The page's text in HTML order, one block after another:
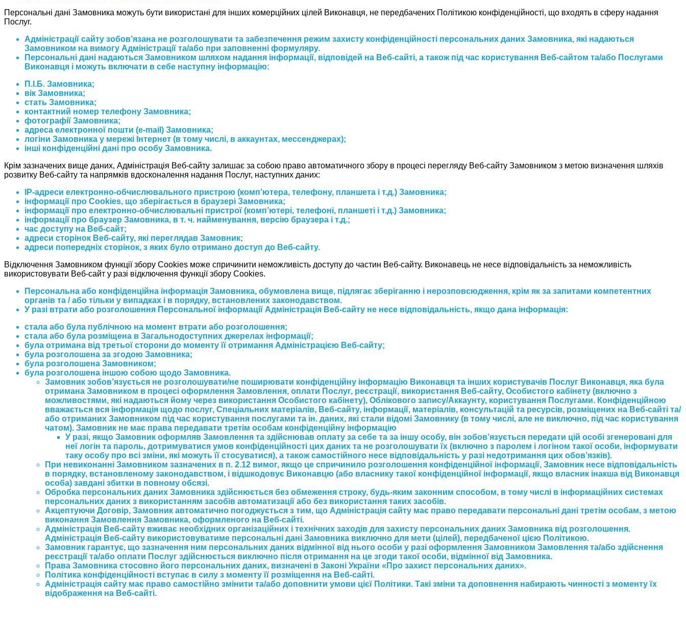
Персональні дані Замовника можуть бути використані для інших комерційних цілей Виконавця, не передбачених Політикою конфіденційності, що входять в сферу надання
Послуг.
Адміністрації сайту зобов’язана не розголошувати та забезпечення режим захисту конфіденційності персональних даних Замовника, які надаються
Замовником на вимогу Адміністрації та/або при заповненні формуляру.
Персональні дані надаються Замовником шляхом надання інформації, відповідей на Веб-сайті, а також під час користування Веб-сайтом та/або Послугами
Виконавця і можуть включати в себе наступну інформацію:
П.І.Б. Замовника;
вік Замовника;
стать Замовника;
контактний номер телефону Замовника;
фотографії Замовника;
адреса електронної пошти (e-mail) Замовника;
логіни Замовника у мережі Інтернет (в тому числі, в аккаунтах, мессенджерах);
інші конфіденційні дані про особу Замовника.
Крім зазначених вище даних, Адміністрація Веб-сайту залишає за собою право автоматичного збору в процесі перегляду Веб-сайту Замовником з метою визначення шляхів
розвитку Веб-сайту та напрямків вдосконалення надання Послуг, наступних даних:
IP-адреси електронно-обчислювального пристрою (комп’ютера, телефону, планшета і т.д.) Замовника;
інформації про Сookies, що зберігається в браузері Замовника;
інформації про електронно-обчислювальні пристрої (комп’ютері, телефоні, планшеті і т.д.) Замовника;
інформації про браузер Замовника, в т. ч. найменування, версію браузера і т.д.;
час доступу на Веб-сайт;
адреси сторінок Веб-сайту, які переглядав Замовник;
адреси попередніх сторінок, з яких було отримано доступ до Веб-сайту.
Відключення Замовником функції збору Сookies може спричинити неможливість доступу до частин Веб-сайту. Виконавець не несе відповідальність за неможливість
використовувати Веб-сайт у разі відключення функції збору Сookies.
Персональна або конфіденційна інформація Замовника, обумовлена ​​вище, підлягає зберіганню і нерозповсюдження, крім як за запитами компетентних
органів та / або тільки у випадках і в порядку, встановлених законодавством.
У разі втрати або розголошення Персональної інформації Адміністрація Веб-сайту не несе відповідальність, якщо дана інформація:
стала або була публічною на момент втрати або розголошення;
стала або була розміщена в Загальнодоступних джерелах інформації;
була отримана від третьої сторони до моменту її отримання Адміністрацією Веб-сайту;
була розголошена за згодою Замовника;
була розголошена Замовником;
була розголошена іншою собою щодо Замовника.
Замовник зобов’язується не розголошувати/не поширювати конфіденційну інформацію Виконавця та інших користувачів Послуг Виконавця, яка була
отримана Замовником в процесі оформлення Замовлення, оплати Послуг, реєстрації, використання Веб-сайту, Особистого кабінету (включно з
можливостями, які надаються йому через використання Особистого кабінету), Облікового запису/Аккаунту, користування Послугами. Конфіденційною
вважається вся інформація щодо послуг, Спеціальних матеріалів, Веб-сайту, інформації, матеріалів, консультацій та ресурсів, розміщених на Веб-сайті та/
або отриманих Замовником під час користування послугами та ін. даних, які стали відомі Замовнику (в тому числі, але не виключно, під час користування
чатом). Замовник не має права передавати третім особам конфіденційну інформацію
У разі, якщо Замовник оформляв Замовлення та здійснював оплату за себе та за іншу особу, він зобов’язується передати цій особі згенеровані для
неї логін та пароль, дотримуватися умов конфіденційності цих даних та не розголошувати їх (включно з паролем і логіном такої особи, інформувати
таку особу про всі зміни, які можуть її стосуватися), а також самостійного несе відповідальність у разі недотримання цих обов’язків).
При невиконанні Замовником зазначених в п. 2.12 вимог, якщо це спричинило розголошення конфіденційної інформації, Замовник несе відповідальність
в порядку, встановленому законодавством, і відшкодовує Виконавцю (або власнику такої конфіденційної інформації, якщо власник інакша від Виконавця
особа) завдані збитки в повному обсязі.
Обробка персональних даних Замовника здійснюється без обмеження строку, будь-яким законним способом, в тому числі в інформаційних системах
персональних даних з використанням засобів автоматизації або без використання таких засобів.
Акцептуючи Договір, Замовник автоматично погоджується з тим, що Адміністрація сайту має право передавати персональні дані третім особам, з метою
виконання Замовлення Замовника, оформленого на Веб-сайті.
Адміністрація Веб-сайту вживає необхідних організаційних і технічних заходів для захисту персональних даних Замовника від розголошення.
Адміністрація Веб-сайту використовуватиме персональні дані Замовника виключно для мети (цілей), передбаченої цією Політикою.
Замовник гарантує, що зазначення ним персональних даних відмінної від нього особи у разі оформлення Замовником Замовлення та/або здійснення
реєстрації та/або оплати Послуг здійснюється виключно після отримання на це згоди такої особи, відмінної від Замовника.
Права Замовника стосовно його персональних даних, визначені в Законі України «Про захист персональних даних».
Політика конфіденційності вступає в силу з моменту її розміщення на Веб-сайті.
Адміністрація сайту має право самостійно змінити та/або доповнити умови цієї Політики. Такі зміни та доповнення набирають чинності з моменту їх
відображення на Веб-сайті.